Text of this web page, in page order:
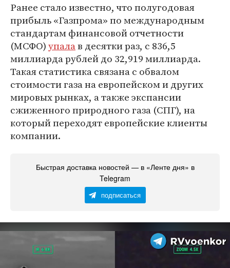
Ранее стало известно, что полугодовая
прибыль «Газпрома» по международным
стандартам финансовой отчетности
(МСФО)упалав десятки раз, с 836,5
миллиарда рублей до 32,919 миллиарда.
Такая статистика связана с обвалом
стоимости газа на европейском и других
мировых рынках, а также экспансии
сжиженного природного газа (СПГ), на
который переходят европейские клиенты
компании.
Быстрая доставка новостей — в «Ленте дня» в
Telegram
подписаться